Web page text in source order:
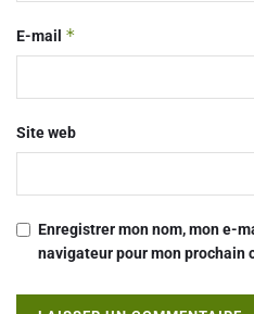
E-mail *
Site web
Enregistrer mon nom, mon e-
navigateur pour mon prochain